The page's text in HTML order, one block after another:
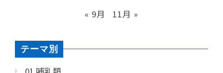
« 9月 11月 »
テーマ別